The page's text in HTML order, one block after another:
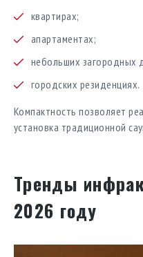
квартирах;
апартаментах;
небольших загородных
городских резиденциях.
Компактность позволяет
установка традиционной
Тренды
2026 году